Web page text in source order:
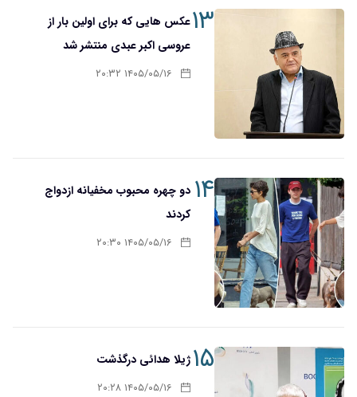
۱۳عکس هایی که برای اولین بار از
عروسی اکبر عبدی منتشر شد
۱۴۰۵/۰۵/۱۶ ۲۰:۳۲
۱۴ دو چهره محبوب مخفیانه ازدواج
کردند
۱۴۰۵/۰۵/۱۶ ۲۰:۳۰
۱۵ژیلا هدائی درگذشت
۱۴۰۵/۰۵/۱۶ ۲۰:۲۸